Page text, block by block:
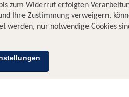
zum Widerruf erfolgten
Ihre Zustimmung verweigern,
werden, nur notwendige Cookies